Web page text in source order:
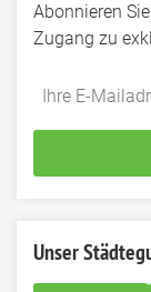
Abonnieren
Zugang zu
Do
*Ihre
Unser